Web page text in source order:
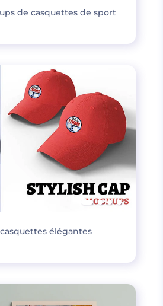
de casquettes de sport
élégantes